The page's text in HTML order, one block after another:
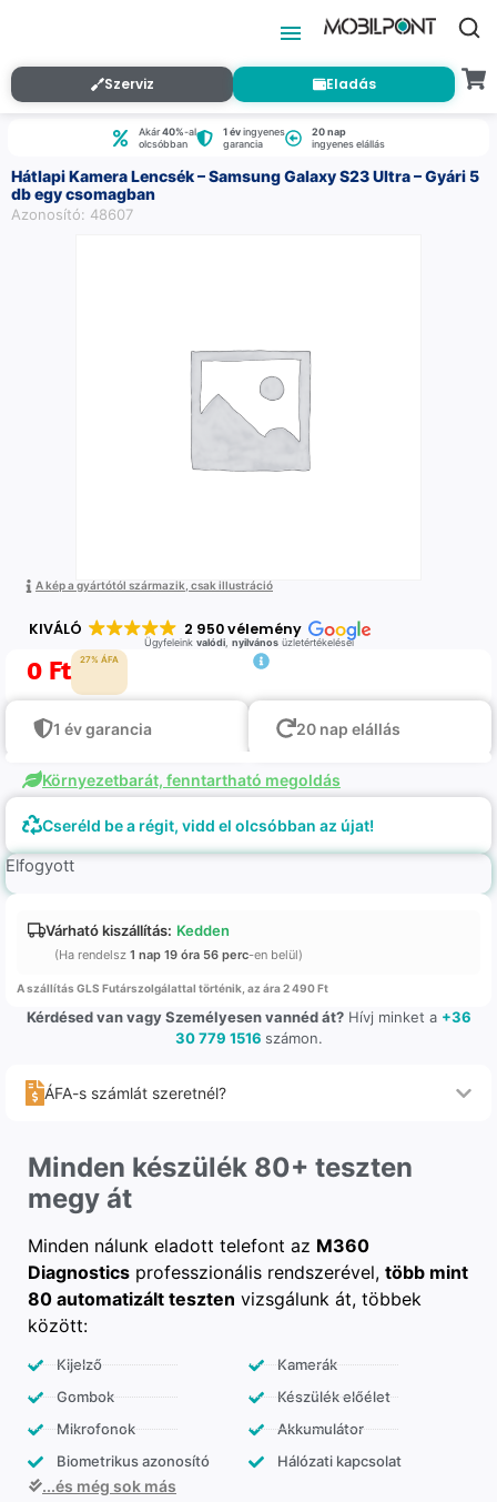
Szerviz Eladás
Akár40%-al
olcsóbban
1 évingyenes
garancia
20 nap
ingyenes elállás
Hátlapi Kamera Lencsék – Samsung Galaxy S23 Ultra – Gyári 5
db egy csomagban
Azonosító: 48607
A kép a gyártótól származik, csak illustráció
KIVÁLÓ 2 950 vélemény
Ügyfeleink valódi, nyilvánosüzletértékelései
0 Ft 27% ÁFA
1 év garancia 20 nap elállás
Környezetbarát, fenntartható megoldás
Cseréld be a régit, vidd el olcsóbban az újat!
Elfogyott
Várható kiszállítás: Kedden
(Ha rendelsz 1 nap 19 óra 56 perc-en belül)
A szállítás GLS Futárszolgálattal történik, az ára 2 490 Ft
Kérdésed van vagy Személyesen vannéd át?Hívj minket a +36
30 779 1516 számon.
ÁFA-s számlát szeretnél?
Minden készülék 80+ teszten
megy át
Minden nálunk eladott telefont az M360
Diagnostics professzionális rendszerével, több mint
80 automatizált teszten vizsgálunk át, többek
között:
Kijelző
Gombok
Mikrofonok
Biometrikus azonosító
Kamerák
Készülék előélet
Akkumulátor
Hálózati kapcsolat
...és még sok más